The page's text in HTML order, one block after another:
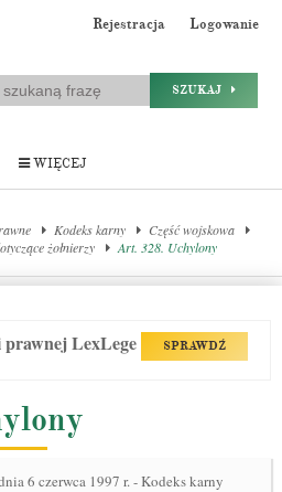
Rejestracja Logowanie
SZUKAJ
WIĘCEJ
Kodeks karny
Część wojskowa
żołnierzy
Art. 328. Uchylony
prawnej LexLege SPRAWDŹ
6 czerwca 1997 r. - Kodeks karny